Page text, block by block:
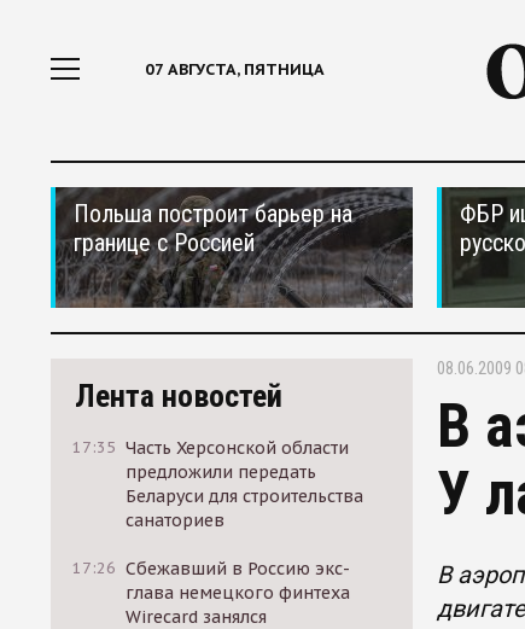
07 АВГУСТА, ПЯТНИЦА
Польша построит барьер на
границе с Россией
ФБР
Лента новостей
17:35 Часть Херсонской области
предложили передать
Беларуси для строительства
санаториев
17:26 Сбежавший в Россию экс-
глава немецкого финтеха
Wirecard занялся
08.06.2009
В
У
В